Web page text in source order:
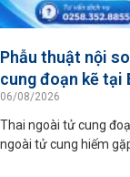
Phẫu thuật nội
cung đoạn kẽ tại
06/08/2026
Thai ngoài tử cung
ngoài tử cung hiếm